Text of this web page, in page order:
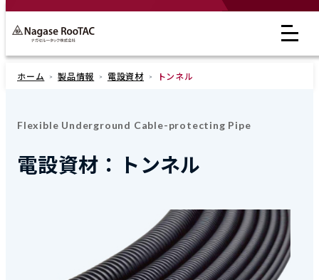
ホーム 製品情報 電設資材 トンネル
Flexible Underground Cable-protecting Pipe
電設資材：トンネル